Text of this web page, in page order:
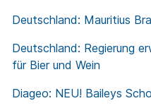
Deutschland: Mauritius
Deutschland: Regierung
für Bier und Wein
Diageo: NEU! Baileys